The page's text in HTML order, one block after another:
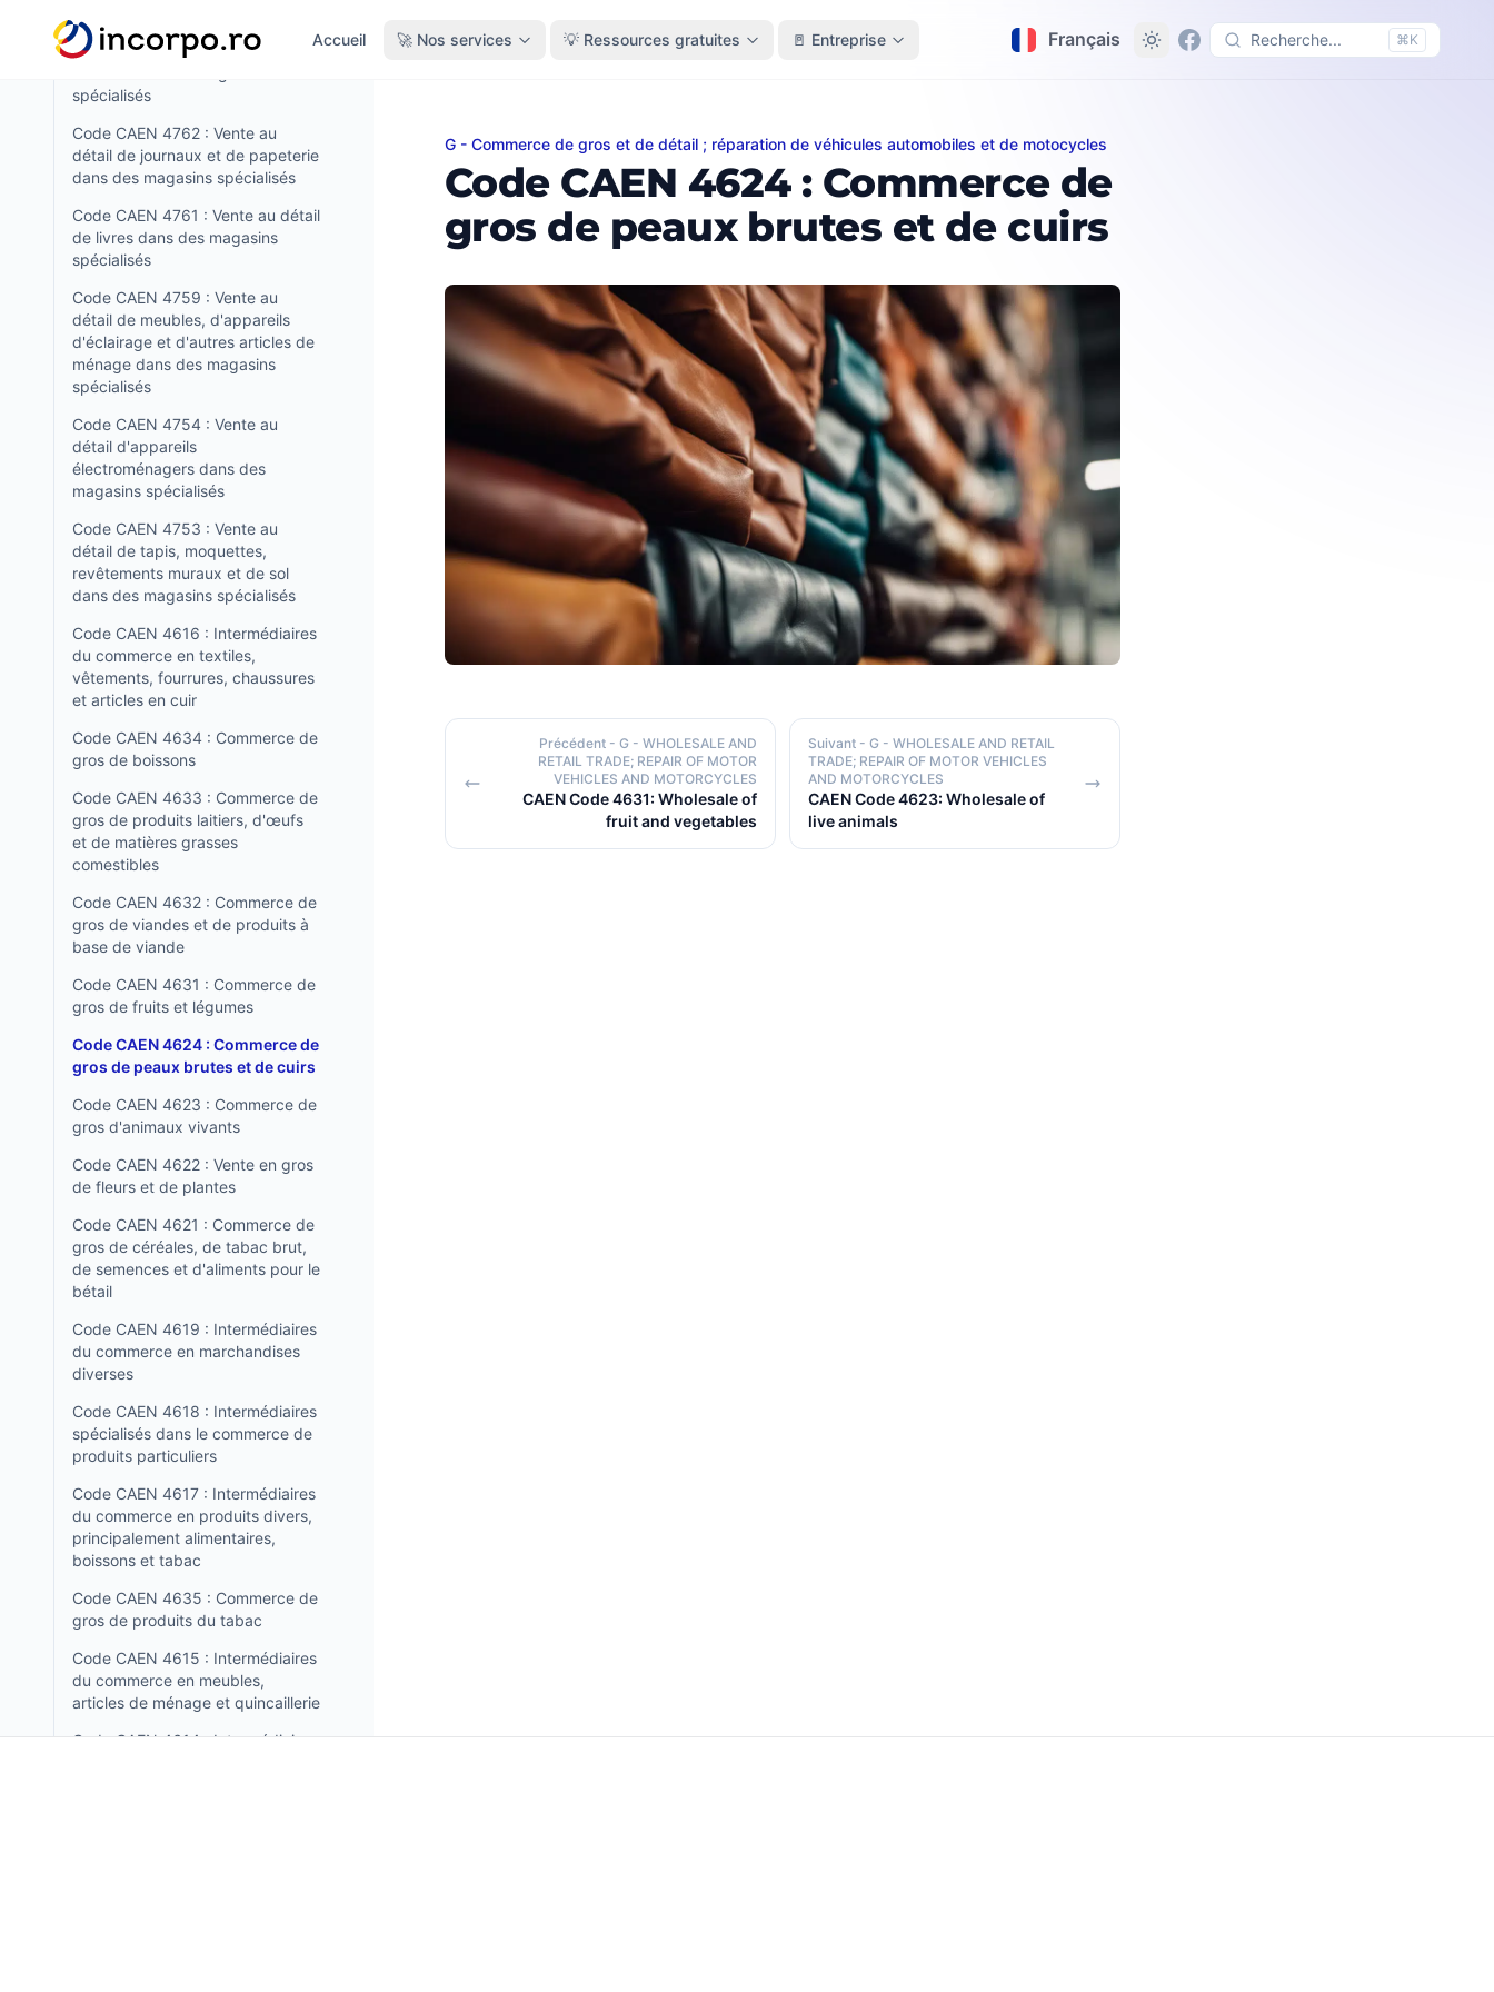
principal
Accueil 🚀 Nos services 💡 Ressources gratuites 🚪 Entreprise Français Recherche... ⌘K
Code CAEN 4763 : Vente au
détail de disques musicaux et de
spécialisés
Code CAEN 4762 : Vente au
détail de journaux et de papeterie
dans des magasins spécialisés
Code CAEN 4761 : Vente au détail
de livres dans des magasins
spécialisés
Code CAEN 4759 : Vente au
détail de meubles, d'appareils
d'éclairage et d'autres articles de
ménage dans des magasins
spécialisés
Code CAEN 4754 : Vente au
détail d'appareils
électroménagers dans des
magasins spécialisés
Code CAEN 4753 : Vente au
détail de tapis, moquettes,
revêtements muraux et de sol
dans des magasins spécialisés
Code CAEN 4616 : Intermédiaires
du commerce en textiles,
vêtements, fourrures, chaussures
et articles en cuir
Code CAEN 4634 : Commerce de
gros de boissons
Code CAEN 4633 : Commerce de
gros de produits laitiers, d'œufs
et de matières grasses
comestibles
Code CAEN 4632 : Commerce de
gros de viandes et de produits à
base de viande
Code CAEN 4631 : Commerce de
gros de fruits et légumes
Code CAEN 4624 : Commerce de
gros de peaux brutes et de cuirs
Code CAEN 4623 : Commerce de
gros d'animaux vivants
Code CAEN 4622 : Vente en gros
de fleurs et de plantes
Code CAEN 4621 : Commerce de
gros de céréales, de tabac brut,
de semences et d'aliments pour le
bétail
Code CAEN 4619 : Intermédiaires
du commerce en marchandises
diverses
Code CAEN 4618 : Intermédiaires
spécialisés dans le commerce de
produits particuliers
Code CAEN 4617 : Intermédiaires
du commerce en produits divers,
principalement alimentaires,
boissons et tabac
Code CAEN 4635 : Commerce de
gros de produits du tabac
Code CAEN 4615 : Intermédiaires
du commerce en meubles,
articles de ménage et quincaillerie
Code CAEN 4614 : Intermédiaires
Code CAEN 4624 : Commerce de gros de peaux brutes et de cuirs
G - Commerce de gros et de détail ; réparation de véhicules automobiles et de motocycles
Code CAEN 4624 : Commerce de
gros de peaux brutes et de cuirs
Précédent - G - WHOLESALE AND
RETAIL TRADE; REPAIR OF MOTOR
VEHICLES AND MOTORCYCLES
CAEN Code 4631: Wholesale of
fruit and vegetables
Suivant - G - WHOLESALE AND RETAIL
TRADE; REPAIR OF MOTOR VEHICLES
AND MOTORCYCLES
CAEN Code 4623: Wholesale of
live animals